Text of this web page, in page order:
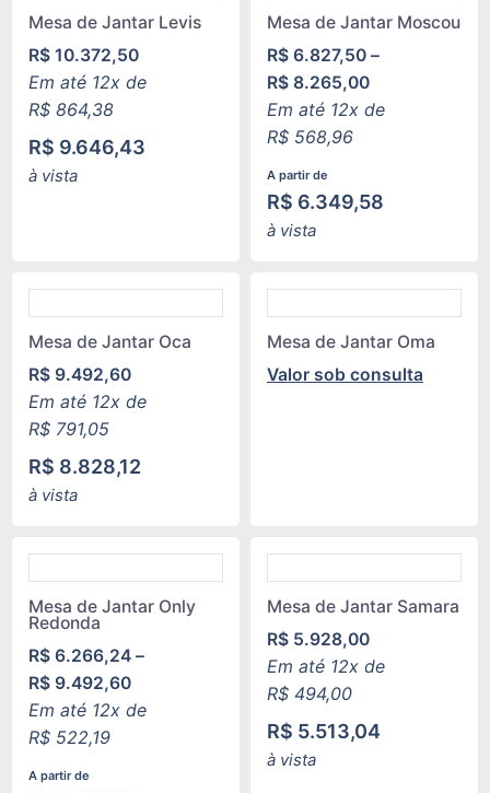
Mesa de Jantar Levis
R$ 10.372,50
Em até 12x de
R$ 864,38
R$ 9.646,43
à vista
Mesa de Jantar Moscou
R$ 6.827,50 –
R$ 8.265,00
Em até 12x de
R$ 568,96
A partir de
R$ 6.349,58
à vista
Mesa de Jantar Oca
R$ 9.492,60
Em até 12x de
R$ 791,05
R$ 8.828,12
à vista
Mesa de Jantar Oma
Valor sob consulta
Mesa de Jantar Only
Redonda
R$ 6.266,24 –
R$ 9.492,60
Em até 12x de
R$ 522,19
A partir de
Mesa de Jantar Samara
R$ 5.928,00
Em até 12x de
R$ 494,00
R$ 5.513,04
à vista